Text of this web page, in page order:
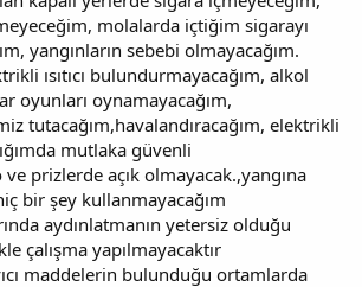
molalarda içtiğim sigarayı
yangınların sebebi olmayacağım.
ısıtıcı bulundurmayacağım, alkol
oyunları oynamayacağım,
tutacağım,havalandıracağım, elektrikli
mutlaka güvenli
prizlerde açık olmayacak.,yangına
bir şey kullanmayacağım
aydınlatmanın yetersiz olduğu
çalışma yapılmayacaktır
maddelerin bulunduğu ortamlarda